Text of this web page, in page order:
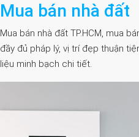
Mua bán nhà đất
Mua bán nhà đất TP.HCM, mua
đầy đủ pháp lý, vị trí đẹp thuận
liệu minh bạch chi tiết.